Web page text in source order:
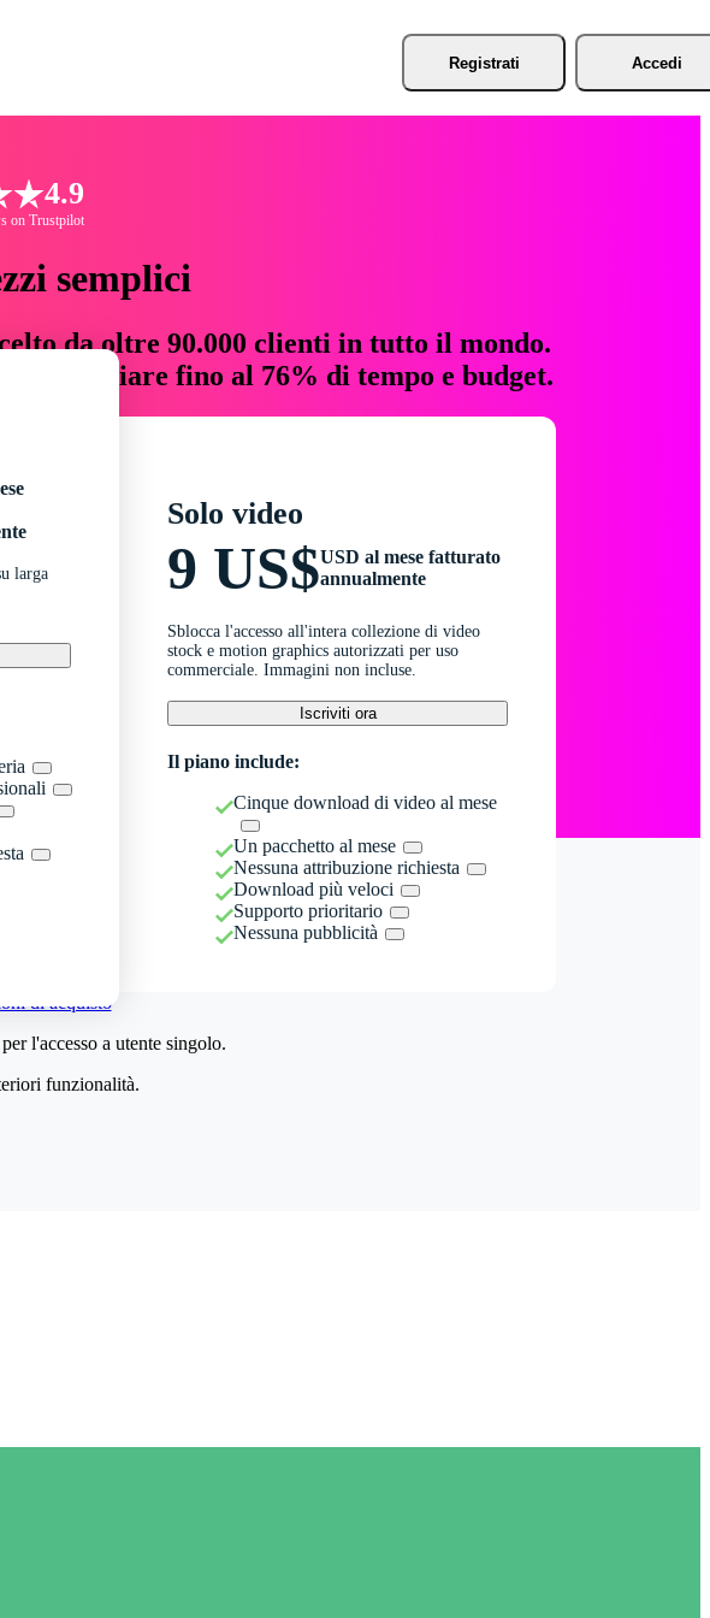
Registrati Accedi
4.9
on Trustpilot
semplici
da oltre 90.000 clienti in tutto il mondo.
risparmiare fino al 76% di tempo e budget.
larga
Solo video
9 US$USD al mese fatturato
annualmente
Sblocca l'accesso all'intera collezione di video
stock e motion graphics autorizzati per uso
commerciale. Immagini non incluse.
Iscriviti ora
Il piano include:
Cinque download di video al mese
Un pacchetto al mese
Nessuna attribuzione richiesta
Download più veloci
Supporto prioritario
Nessuna pubblicità
di acquisto
l'accesso a utente singolo.
funzionalità.